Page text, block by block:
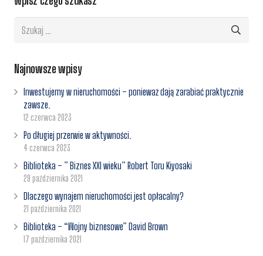
Szukaj:
Najnowsze wpisy
Inwestujemy w nieruchomości – ponieważ dają zarabiać praktycznie
zawsze.
12 czerwca 2023
Po długiej przerwie w aktywności.
4 czerwca 2023
Biblioteka – ” Biznes XXI wieku” Robert Toru Kiyosaki
29 października 2021
Dlaczego wynajem nieruchomości jest opłacalny?
21 października 2021
Biblioteka – “Wojny biznesowe” David Brown
17 października 2021